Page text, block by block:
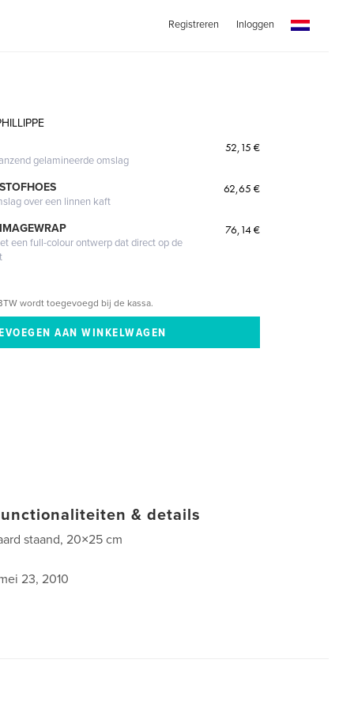
Registreren Inloggen
gelamineerde omslag
52,15 €
over een linnen kaft
62,65 €
een full-colour ontwerp dat direct op de
76,14 €
wordt toegevoegd bij de kassa.
& details
staand, 20×25 cm
23, 2010